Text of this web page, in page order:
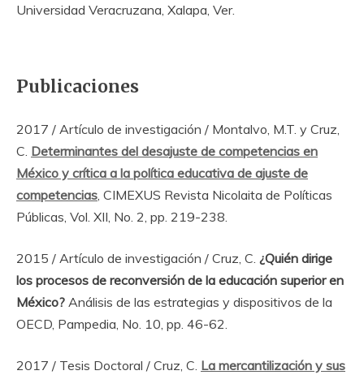
Universidad Veracruzana, Xalapa, Ver.
Publicaciones
2017 / Artículo de investigación / Montalvo, M.T. y Cruz,
C. Determinantes del desajuste de competencias en
México y crítica a la política educativa de ajuste de
competencias, CIMEXUS Revista Nicolaita de Políticas
Públicas, Vol. XII, No. 2, pp. 219-238.
2015 / Artículo de investigación / Cruz, C. ¿Quién dirige
los procesos de reconversión de la educación superior en
México? Análisis de las estrategias y dispositivos de la
OECD, Pampedia, No. 10, pp. 46-62.
2017 / Tesis Doctoral / Cruz, C. La mercantilización y sus